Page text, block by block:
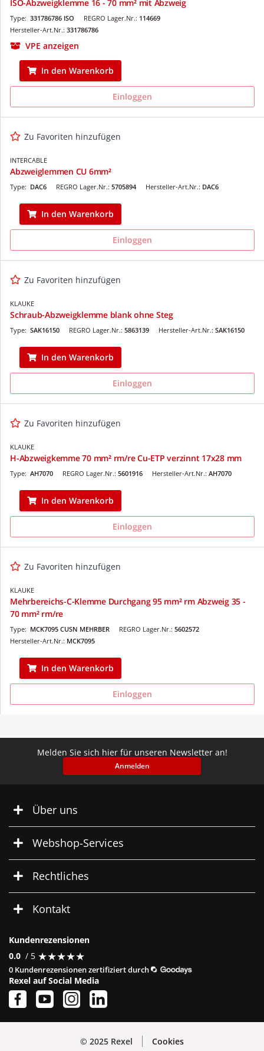
ISO-Abzweigklemme 16 - 70 mm² mit Abzweig
REGRO Lager.Nr.: 114669
Type: 331786786 ISO
Hersteller-Art.Nr.: 331786786
VPE anzeigen
In den Warenkorb
Einloggen
Zu Favoriten hinzufügen
INTERCABLE
Abzweiglemmen CU 6mm²
REGRO Lager.Nr.: 5705894
Type: DAC6 Hersteller-Art.Nr.: DAC6
In den Warenkorb
Einloggen
Zu Favoriten hinzufügen
KLAUKE
Schraub-Abzweigklemme blank ohne Steg
REGRO Lager.Nr.: 5863139
Type: SAK16150 Hersteller-Art.Nr.: SAK16150
In den Warenkorb
Einloggen
Zu Favoriten hinzufügen
KLAUKE
H-Abzweigkemme 70 mm² rm/re Cu-ETP verzinnt 17x28 mm
REGRO Lager.Nr.: 5601916
Type: AH7070 Hersteller-Art.Nr.: AH7070
In den Warenkorb
Einloggen
Zu Favoriten hinzufügen
KLAUKE
Mehrbereichs-C-Klemme Durchgang 95 mm² rm Abzweig 35 -
70 mm² rm/re
REGRO Lager.Nr.: 5602572
Type: MCK7095 CUSN MEHRBER
Hersteller-Art.Nr.: MCK7095
In den Warenkorb
Einloggen
Melden Sie sich hier für unseren Newsletter an!
Anmelden
Über uns
Webshop-Services
Rechtliches
Kontakt
Kundenrezensionen
0.0 / 5 ★★★★★
★★★★★
0 Kundenrezensionen zertifiziert durch
Rexel auf Social Media
© 2025 Rexel Cookies